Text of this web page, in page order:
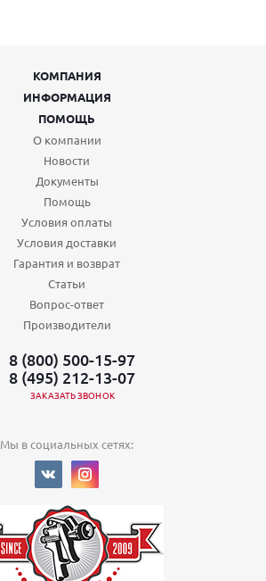
КОМПАНИЯ
ИНФОРМАЦИЯ
ПОМОЩЬ
О компании
Новости
Документы
Помощь
Условия оплаты
Условия доставки
Гарантия и возврат
Статьи
Вопрос-ответ
Производители
8 (800) 500-15-97
8 (495) 212-13-07
ЗАКАЗАТЬ ЗВОНОК
Мы в социальных сетях: